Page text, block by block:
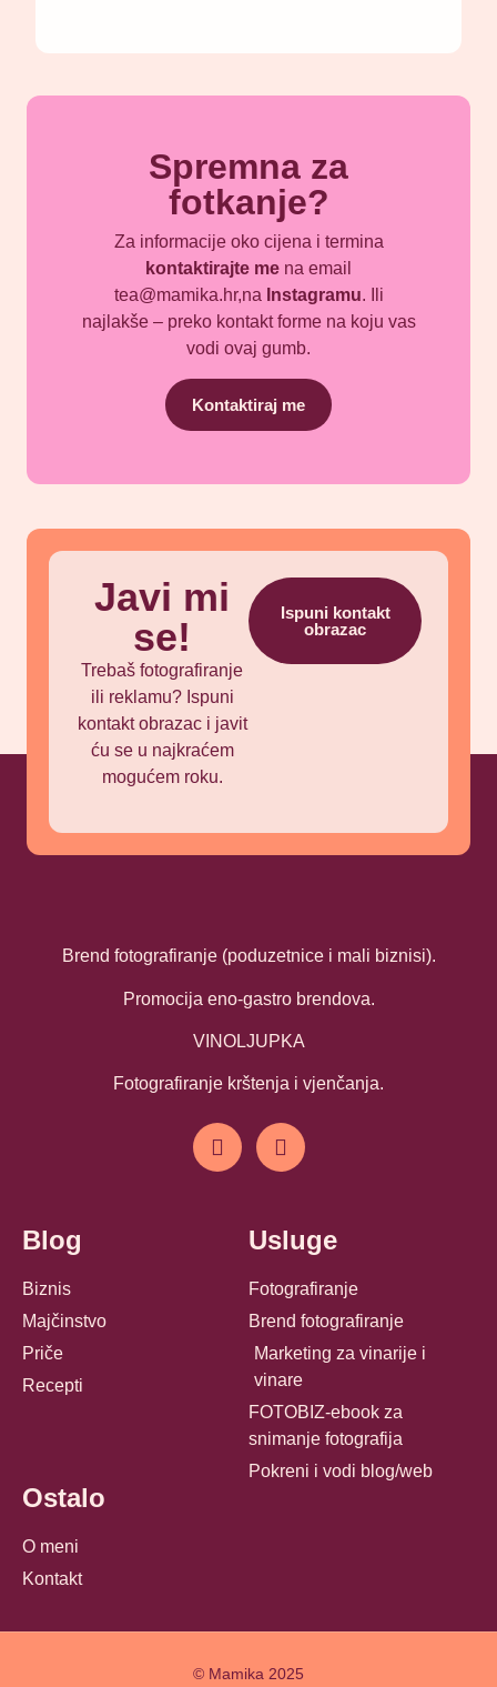
Spremna za
fotkanje?
Za informacije oko cijena i termina
kontaktirajte me na email
tea@mamika.hr,na Instagramu. Ili
najlakše – preko kontakt forme na koju vas
vodi ovaj gumb.
Kontaktiraj me
Javi mi
se!
Trebaš fotografiranje
ili reklamu? Ispuni
kontakt obrazac i javit
ću se u najkraćem
mogućem roku.
Ispuni kontakt
obrazac
Brend fotografiranje (poduzetnice i mali biznisi).
Promocija eno-gastro brendova.
VINOLJUPKA
Fotografiranje krštenja i vjenčanja.
Blog
Biznis
Majčinstvo
Priče
Recepti
Usluge
Fotografiranje
Brend fotografiranje
Marketing za vinarije i
vinare
FOTOBIZ-ebook za
snimanje fotografija
Pokreni i vodi blog/web
Ostalo
O meni
Kontakt
© Mamika 2025